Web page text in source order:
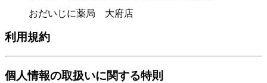
おだいじに薬局 大府店
利用規約
個人情報の取扱いに関する特則